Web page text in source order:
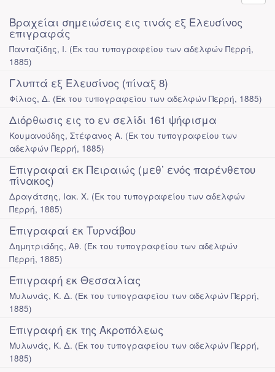
Βραχείαι σημειώσεις εις τινάς εξ Ελευσίνος
επιγραφάς
Πανταζίδης, Ι. (Εκ του τυπογραφείου των αδελφών Περρή,
1885)
Γλυπτά εξ Ελευσίνος (πίναξ 8)
Φίλιος, Δ. (Εκ του τυπογραφείου των αδελφών Περρή, 1885)
Διόρθωσις εις το εν σελίδι 161 ψήφισμα
Κουμανούδης, Στέφανος Α. (Εκ του τυπογραφείου των
αδελφών Περρή, 1885)
Επιγραφαί εκ Πειραιώς (μεθ’ ενός παρένθετου
πίνακος)
Δραγάτσης, Ιακ. Χ. (Εκ του τυπογραφείου των αδελφών
Περρή, 1885)
Επιγραφαί εκ Τυρνάβου
Δημητριάδης, Αθ. (Εκ του τυπογραφείου των αδελφών
Περρή, 1885)
Επιγραφή εκ Θεσσαλίας
Μυλωνάς, Κ. Δ. (Εκ του τυπογραφείου των αδελφών Περρή,
1885)
Επιγραφή εκ της Ακροπόλεως
Μυλωνάς, Κ. Δ. (Εκ του τυπογραφείου των αδελφών Περρή,
1885)